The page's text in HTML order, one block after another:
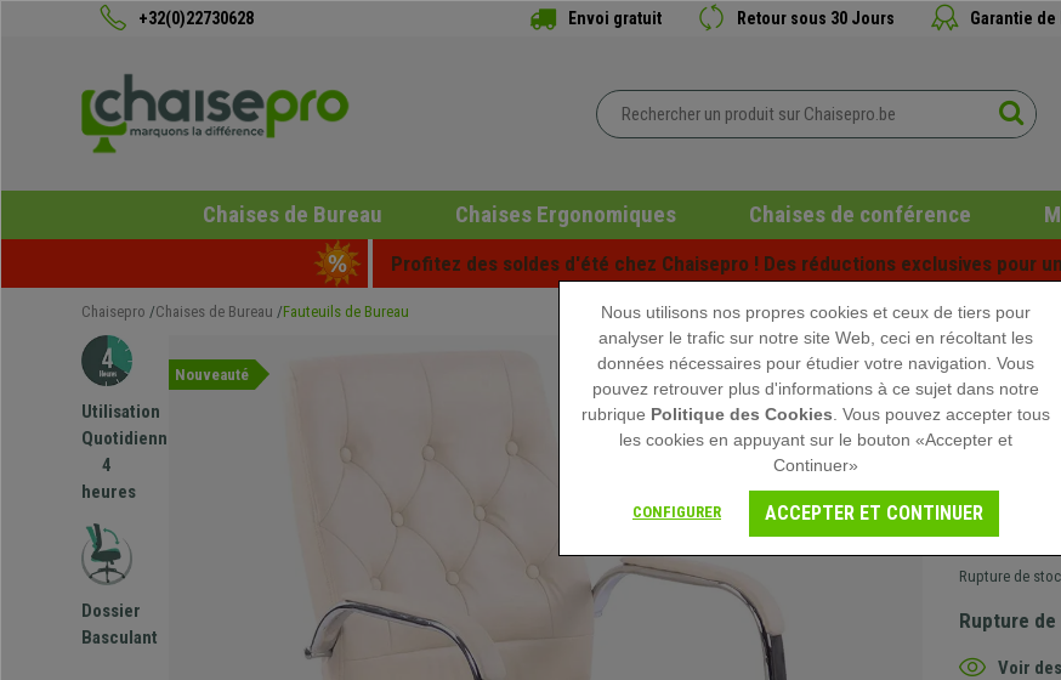
+32(0)22730628 Envoi gratuit Retour sous 30 Jours Garantie de
Chaises de Bureau Chaises Ergonomiques Chaises de conférence
Profitez des soldes d'été chez Chaisepro ! Des réductions exclusives pour
Chaisepro Chaises de Bureau Fauteuils de Bureau
Utilisation
Quotidienne
4
heures
Dossier
Basculant
Nouveauté
Crème
229,90 €
Rupture de
Rupture
Voir
Nous utilisons nos propres cookies et ceux de tiers pour
analyser le trafic sur notre site Web, ceci en récoltant les
données nécessaires pour étudier votre navigation. Vous
pouvez retrouver plus d'informations à ce sujet dans notre
rubrique Politique des Cookies . Vous pouvez accepter tous
les cookies en appuyant sur le bouton «Accepter et
Continuer»
CONFIGURER ACCEPTER ET CONTINUER